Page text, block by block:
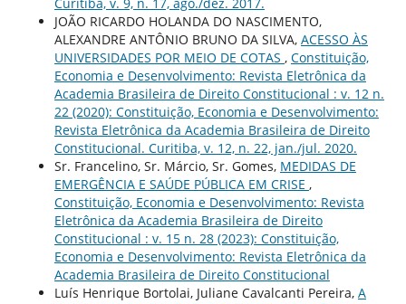
JOÃO RICARDO HOLANDA DO NASCIMENTO,
ALEXANDRE ANTÔNIO BRUNO DA SILVA, ACESSO ÀS
UNIVERSIDADES POR MEIO DE COTAS , Constituição,
Economia e Desenvolvimento: Revista Eletrônica da
Academia Brasileira de Direito Constitucional : v. 12 n.
22 (2020): Constituição, Economia e Desenvolvimento:
Revista Eletrônica da Academia Brasileira de Direito
Constitucional. Curitiba, v. 12, n. 22, jan./jul. 2020.
Sr. Francelino, Sr. Márcio, Sr. Gomes, MEDIDAS DE
EMERGÊNCIA E SAÚDE PÚBLICA EM CRISE ,
Constituição, Economia e Desenvolvimento: Revista
Eletrônica da Academia Brasileira de Direito
Constitucional : v. 15 n. 28 (2023): Constituição,
Economia e Desenvolvimento: Revista Eletrônica da
Academia Brasileira de Direito Constitucional
Luís Henrique Bortolai, Juliane Cavalcanti Pereira, A